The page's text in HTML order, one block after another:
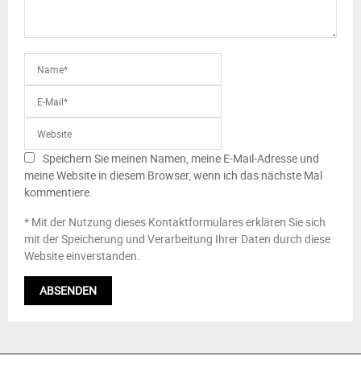
Speichern Sie meinen Namen, meine E-Mail-Adresse und
meine Website in diesem Browser, wenn ich das nächste Mal
kommentiere.
* Mit der Nutzung dieses Kontaktformulares erklären Sie sich
mit der Speicherung und Verarbeitung Ihrer Daten durch diese
Website einverstanden.